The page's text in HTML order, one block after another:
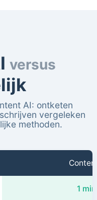
versus
AI: ontketen
vergeleken
methoden.
1